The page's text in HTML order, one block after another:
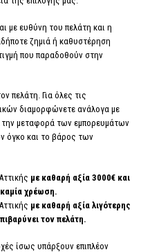
με ευθύνη του πελάτη και η
ζημιά ή καθυστέρηση
που παραδοθούν στην
πελάτη. Για όλες τις
διαμορφώνετε ανάλογα με
την μεταφορά των εμπορευμάτων
όγκο και το βάρος των
με καθαρή αξία 3000€ και
χρέωση.
με καθαρή αξία λιγότερης
τον πελάτη.
ίσως υπάρξουν επιπλέον